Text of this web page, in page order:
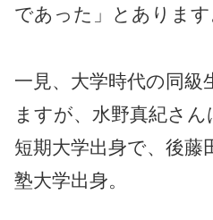
であった」とあります
一見、大学時代の同級
ますが、水野真紀さん
短期大学出身で、後藤
塾大学出身。